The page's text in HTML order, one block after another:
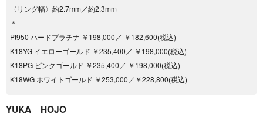
〈リング幅〉約2.7mm／約2.3mm
＊
Pt950 ハードプラチナ ￥198,000／ ￥182,600(税込)
K18YG イエローゴールド ￥235,400／ ￥198,000(税込)
K18PG ピンクゴールド ￥235,400／ ￥198,000(税込)
K18WG ホワイトゴールド ￥253,000／￥228,800(税込)
YUKA HOJO